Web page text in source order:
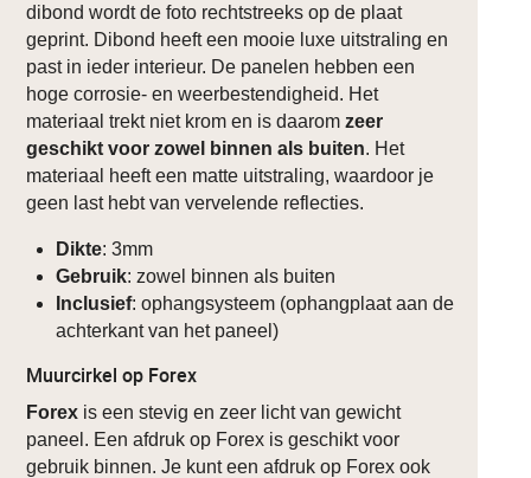
dibond wordt de foto rechtstreeks op de plaat
geprint. Dibond heeft een mooie luxe uitstraling en
past in ieder interieur. De panelen hebben een
hoge corrosie- en weerbestendigheid. Het
materiaal trekt niet krom en is daarom zeer
geschikt voor zowel binnen als buiten. Het
materiaal heeft een matte uitstraling, waardoor je
geen last hebt van vervelende reflecties.
Dikte: 3mm
Gebruik: zowel binnen als buiten
Inclusief: ophangsysteem (ophangplaat aan de
achterkant van het paneel)
Muurcirkel op Forex
Forex is een stevig en zeer licht van gewicht
paneel. Een afdruk op Forex is geschikt voor
gebruik binnen. Je kunt een afdruk op Forex ook